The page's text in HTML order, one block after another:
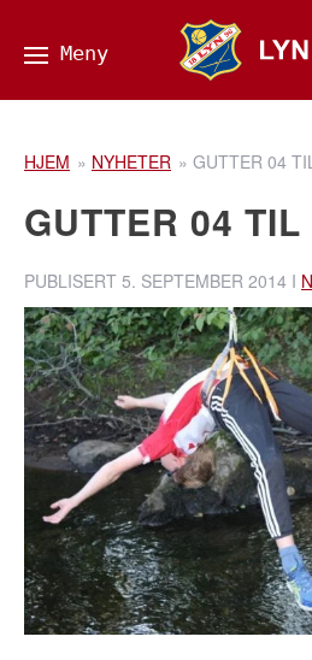
HJEM » NYHETER » GUTTER 04
GUTTER 04
PUBLISERT 5. SEPTEMBER 2014 I